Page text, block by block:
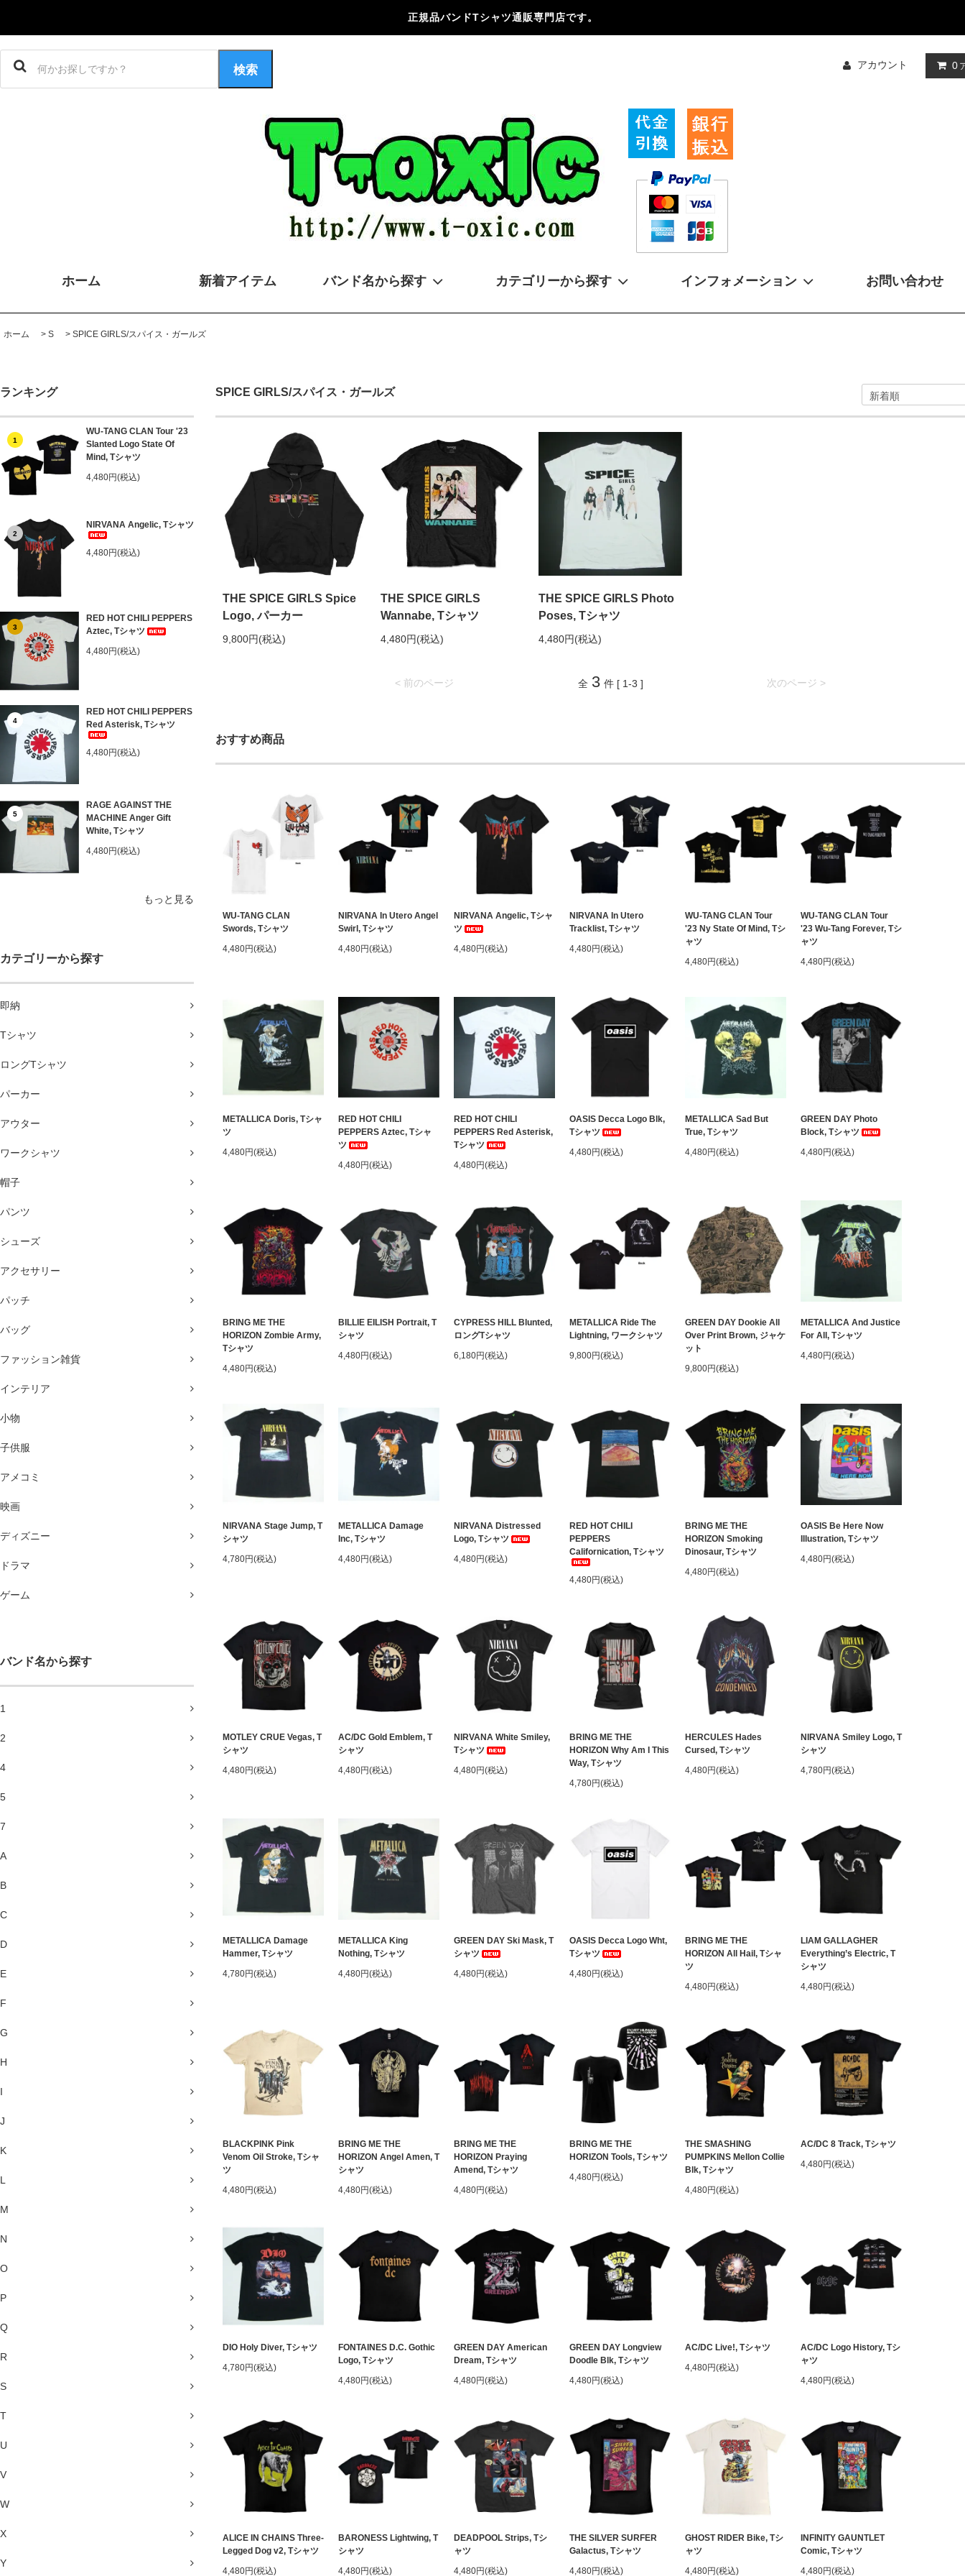
正規品バンドTシャツ通販専門店です。
検索 アカウント 0
ホーム 新着アイテム バンド名から探す カテゴリーから探す インフォメーション お問い合わせ
ホーム > S > SPICE GIRLS/スパイス・ガールズ
ランキング
1
WU-TANG CLAN Tour '23
Slanted Logo State Of
Mind, Tシャツ
4,480円(税込)
2
NIRVANA Angelic, Tシャツ
4,480円(税込)
3
RED HOT CHILI PEPPERS
Aztec, Tシャツ
4,480円(税込)
4
RED HOT CHILI PEPPERS
Red Asterisk, Tシャツ
4,480円(税込)
5
RAGE AGAINST THE
MACHINE Anger Gift
White, Tシャツ
4,480円(税込)
もっと見る
カテゴリーから探す
即納
Tシャツ
ロングTシャツ
パーカー
アウター
ワークシャツ
帽子
パンツ
シューズ
アクセサリー
パッチ
バッグ
ファッション雑貨
インテリア
小物
子供服
アメコミ
映画
ディズニー
ドラマ
ゲーム
バンド名から探す
1
2
4
5
7
A
B
C
D
E
F
G
H
I
J
K
L
M
N
O
P
Q
R
S
T
U
V
W
X
Y
SPICE GIRLS/スパイス・ガールズ
THE SPICE GIRLS Spice
Logo, パーカー
9,800円(税込)
THE SPICE GIRLS
Wannabe, Tシャツ
4,480円(税込)
THE SPICE GIRLS Photo
Poses, Tシャツ
4,480円(税込)
< 前のページ 次のページ >
全 3 件 [ 1-3 ]
おすすめ商品
WU-TANG CLAN
Swords, Tシャツ
4,480円(税込)
NIRVANA In Utero Angel
Swirl, Tシャツ
4,480円(税込)
NIRVANA Angelic, Tシャ
ツ
4,480円(税込)
NIRVANA In Utero
Tracklist, Tシャツ
4,480円(税込)
WU-TANG CLAN Tour
'23 Ny State Of Mind, Tシ
ャツ
4,480円(税込)
WU-TANG CLAN Tour
'23 Wu-Tang Forever, Tシ
ャツ
4,480円(税込)
METALLICA Doris, Tシャ
ツ
4,480円(税込)
RED HOT CHILI
PEPPERS Aztec, Tシャ
ツ
4,480円(税込)
RED HOT CHILI
PEPPERS Red Asterisk,
Tシャツ
4,480円(税込)
OASIS Decca Logo Blk,
Tシャツ
4,480円(税込)
METALLICA Sad But
True, Tシャツ
4,480円(税込)
GREEN DAY Photo
Block, Tシャツ
4,480円(税込)
BRING ME THE
HORIZON Zombie Army,
Tシャツ
4,480円(税込)
BILLIE EILISH Portrait, T
シャツ
4,480円(税込)
CYPRESS HILL Blunted,
ロングTシャツ
6,180円(税込)
METALLICA Ride The
Lightning, ワークシャツ
9,800円(税込)
GREEN DAY Dookie All
Over Print Brown, ジャケ
ット
9,800円(税込)
METALLICA And Justice
For All, Tシャツ
4,480円(税込)
NIRVANA Stage Jump, T
シャツ
4,780円(税込)
METALLICA Damage
Inc, Tシャツ
4,480円(税込)
NIRVANA Distressed
Logo, Tシャツ
4,480円(税込)
RED HOT CHILI
PEPPERS
Californication, Tシャツ
4,480円(税込)
BRING ME THE
HORIZON Smoking
Dinosaur, Tシャツ
4,480円(税込)
OASIS Be Here Now
Illustration, Tシャツ
4,480円(税込)
MOTLEY CRUE Vegas, T
シャツ
4,480円(税込)
AC/DC Gold Emblem, T
シャツ
4,480円(税込)
NIRVANA White Smiley,
Tシャツ
4,480円(税込)
BRING ME THE
HORIZON Why Am I This
Way, Tシャツ
4,780円(税込)
HERCULES Hades
Cursed, Tシャツ
4,480円(税込)
NIRVANA Smiley Logo, T
シャツ
4,780円(税込)
METALLICA Damage
Hammer, Tシャツ
4,780円(税込)
METALLICA King
Nothing, Tシャツ
4,480円(税込)
GREEN DAY Ski Mask, T
シャツ
4,480円(税込)
OASIS Decca Logo Wht,
Tシャツ
4,480円(税込)
BRING ME THE
HORIZON All Hail, Tシャ
ツ
4,480円(税込)
LIAM GALLAGHER
Everything’s Electric, T
シャツ
4,480円(税込)
BLACKPINK Pink
Venom Oil Stroke, Tシャ
ツ
4,480円(税込)
BRING ME THE
HORIZON Angel Amen, T
シャツ
4,480円(税込)
BRING ME THE
HORIZON Praying
Amend, Tシャツ
4,480円(税込)
BRING ME THE
HORIZON Tools, Tシャツ
4,480円(税込)
THE SMASHING
PUMPKINS Mellon Collie
Blk, Tシャツ
4,480円(税込)
AC/DC 8 Track, Tシャツ
4,480円(税込)
DIO Holy Diver, Tシャツ
4,780円(税込)
FONTAINES D.C. Gothic
Logo, Tシャツ
4,480円(税込)
GREEN DAY American
Dream, Tシャツ
4,480円(税込)
GREEN DAY Longview
Doodle Blk, Tシャツ
4,480円(税込)
AC/DC Live!, Tシャツ
4,480円(税込)
AC/DC Logo History, Tシ
ャツ
4,480円(税込)
ALICE IN CHAINS Three-
Legged Dog v2, Tシャツ
4,480円(税込)
BARONESS Lightwing, T
シャツ
4,480円(税込)
DEADPOOL Strips, Tシ
ャツ
4,480円(税込)
THE SILVER SURFER
Galactus, Tシャツ
4,480円(税込)
GHOST RIDER Bike, Tシ
ャツ
4,480円(税込)
INFINITY GAUNTLET
Comic, Tシャツ
4,480円(税込)